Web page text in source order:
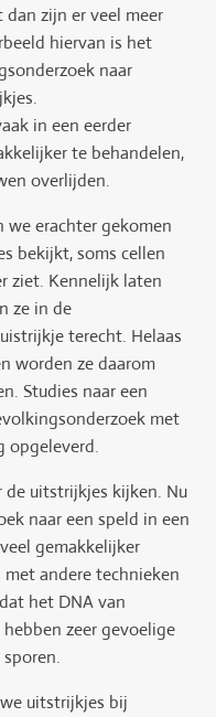
zijn er veel meer
hiervan is het
naar
in een eerder
te behandelen,
overlijden.
erachter gekomen
bekijkt, soms cellen
ziet. Kennelijk laten
ze in de
terecht. Helaas
worden ze daarom
Studies naar een
met
opgeleverd.
de uitstrijkjes kijken. Nu
naar een speld in een
gemakkelijker
andere technieken
het DNA van
zeer gevoelige
uitstrijkjes bij